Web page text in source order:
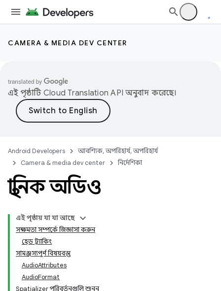
CAMERA & MEDIA DEV CENTER
এই পৃষ্ঠাটি Cloud Translation API অনুবাদ করেছে।
Android Developers
আবশ্যিক, অপরিহার্য, অপরিহার্য
Camera & media dev center
নির্দেশিকা
স্থানিক অডিও
এই পৃষ্ঠায় যা যা আছে
সক্ষমতা সম্পর্কে জিজ্ঞাসা করুন
হেড ট্র্যাকিং
সামঞ্জস্যপূর্ণ বিষয়বস্তু
AudioAttributes
AudioFormat
Spatializer পরিবর্তনগুলি শুনুন